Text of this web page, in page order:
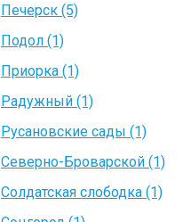
Печерск (5)
Подол (1)
Приорка (1)
Радужный (1)
Русановские сады (1)
Северно-Броварской (1)
Солдатская слободка (1)